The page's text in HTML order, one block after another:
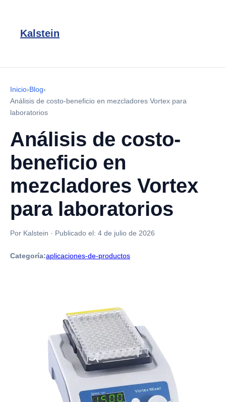
Kalstein
Inicio›Blog›
Análisis de costo-beneficio en mezcladores Vortex para
laboratorios
Análisis de costo-
beneficio en
mezcladores Vortex
para laboratorios
Por Kalstein · Publicado el: 4 de julio de 2026
Categoría:aplicaciones-de-productos